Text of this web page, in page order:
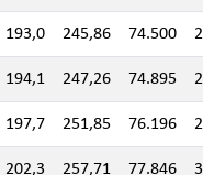
193,0 245,86 74.500
194,1 247,26 74.895
197,7 251,85 76.196
202,3 257,71 77.846